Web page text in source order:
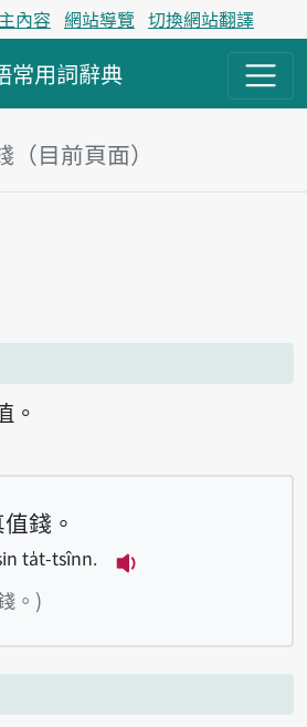
內容 網站導覽 切換網站翻譯
常用詞辭典
目前頁面）
。
錢。
ta̍t-tsînn.
。)